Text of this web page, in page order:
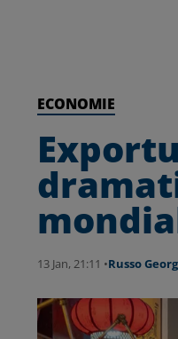
ECONOMIE
13 Jan, 21:11 •Russo